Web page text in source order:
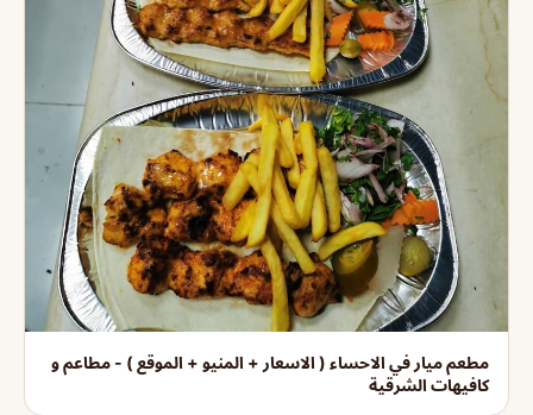
مطعم ميار في الاحساء ( الاسعار + المنيو + الموقع ) - مطاعم و
كافيهات الشرقية